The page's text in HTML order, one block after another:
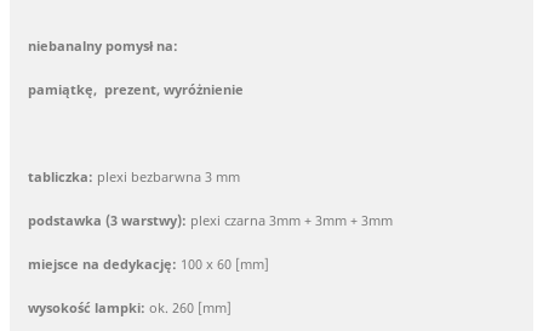
niebanalny pomysł na:
pamiątkę, prezent, wyróżnienie
tabliczka: plexi bezbarwna 3 mm
podstawka (3 warstwy): plexi czarna 3mm + 3mm + 3mm
miejsce na dedykację: 100 x 60 [mm]
wysokość lampki: ok. 260 [mm]